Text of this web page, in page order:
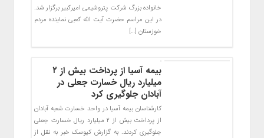
خانواده بزرگ شرکت پتروشیمی امیرکبیر برگزار شد.
در این مراسم حضرت آیت الله کعبی نماینده مردم
خوزستان […]
بیمه آسیا از پرداخت بیش از ۲
میلیارد ریال خسارت جعلی در
آبادان جلوگیری کرد
کارشناسان بیمه آسیا در واحد خسارت شعبه آبادان
از پرداخت بیش از ۲ میلیارد ریال خسارت جعلی
جلوگیری کردند. به گزارش کیوسک خبر به نقل از